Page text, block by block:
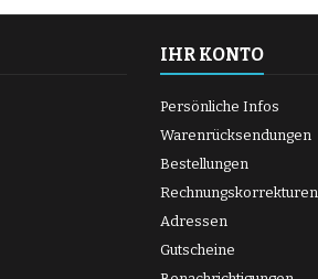
IHR KONTO
Persönliche Infos
Warenrücksendungen
Bestellungen
Rechnungskorrekturen
Adressen
Gutscheine